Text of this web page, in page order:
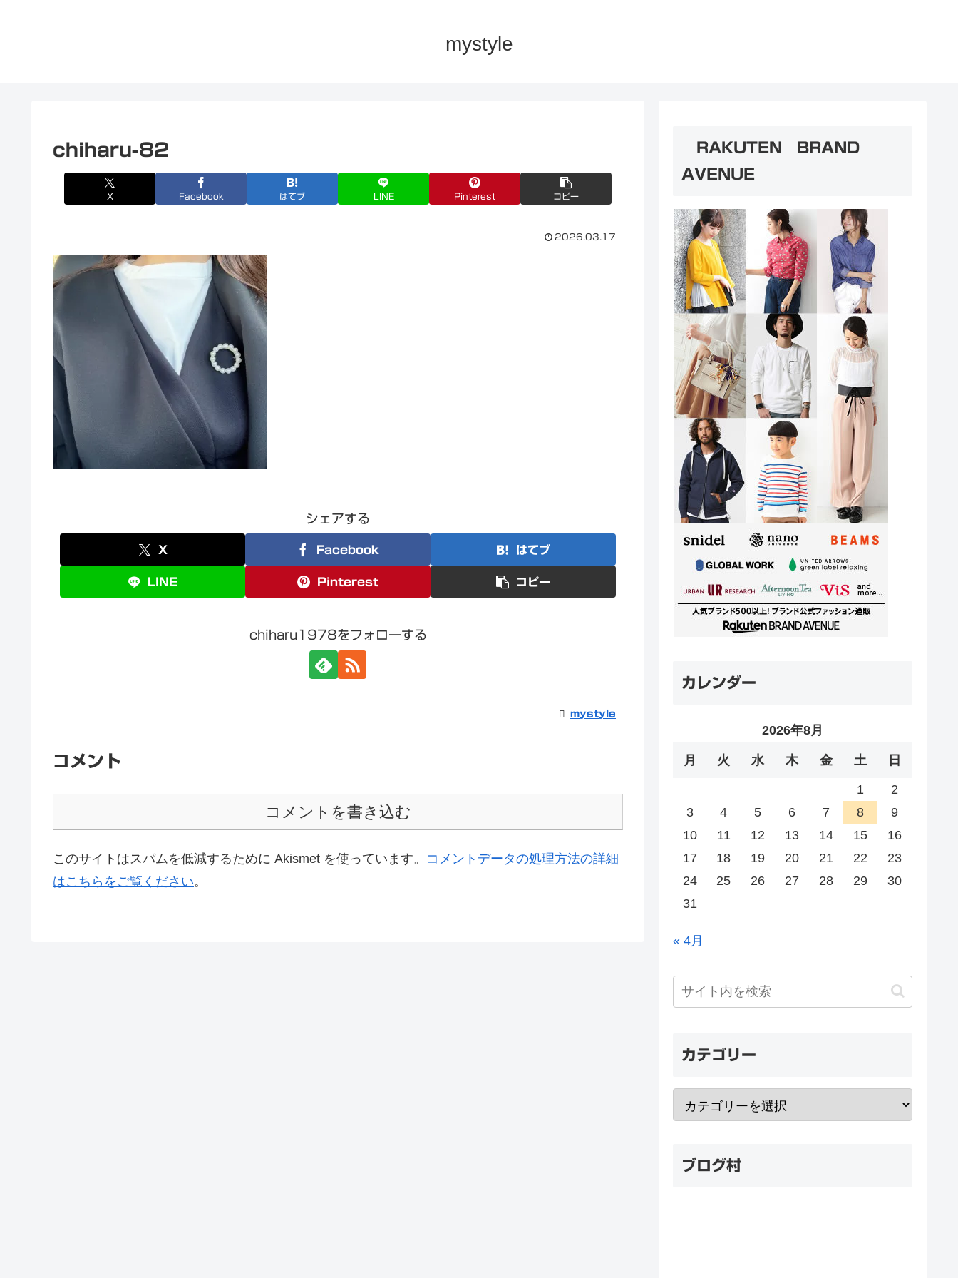
mystyle
chiharu-82
X Facebook はてブ LINE Pinterest コピー
2026.03.17
シェアする
X Facebook はてブ
LINE Pinterest コピー
chiharu1978をフォローする
mystyle
コメント
コメントを書き込む
このサイトはスパムを低減するために Akismet を使っています。 コメントデータの処理方法の詳細
はこちらをご覧ください。
RAKUTEN BRAND
AVENUE
カレンダー
2026年8月
月 火 水 木 金 土 日
1
2
3
4 5 6 7 8
9
10
11 12 13 14 15
16
17
18 19 20 21 22
23
24
25 26 27 28 29
30
31
« 4月
カテゴリー
ブログ村